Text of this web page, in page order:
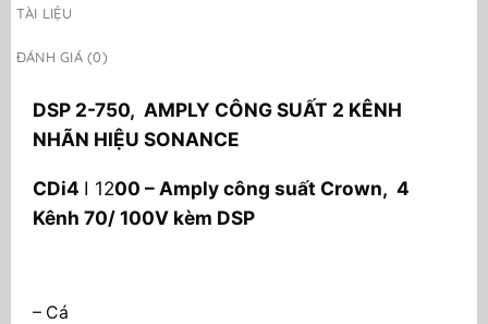
TÀI LIỆU
ĐÁNH GIÁ (0)
DSP 2-750, AMPLY CÔNG SUẤT 2 KÊNH
NHÃN HIỆU SONANCE
CDi4 I 1200 – Amply công suất Crown, 4
Kênh 70/ 100V kèm DSP
– Cá